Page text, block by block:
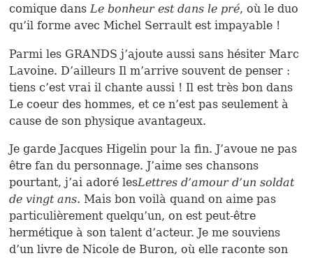
comique dansLe bonheur est dans le pré, où le duo
qu’il forme avec Michel Serrault est impayable !
Parmi les GRANDS j’ajoute aussi sans hésiter Marc
Lavoine. D’ailleurs Il m’arrive souvent de penser :
tiens c’est vrai il chante aussi ! Il est très bon dans
Le coeur des hommes, et ce n’est pas seulement à
cause de son physique avantageux.
Je garde Jacques Higelin pour la fin. J’avoue ne pas
être fan du personnage. J’aime ses chansons
pourtant, j’ai adoré lesLettres d’amour d’un soldat
de vingt ans. Mais bon voilà quand on aime pas
particulièrement quelqu’un, on est peut-être
hermétique à son talent d’acteur. Je me souviens
d’un livre de Nicole de Buron, où elle raconte son